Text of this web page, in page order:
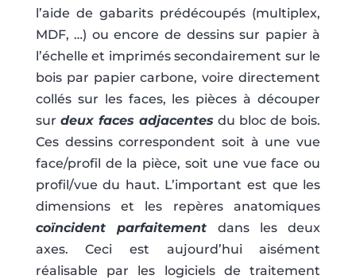
l’aide de gabarits prédécoupés (multiplex,
MDF, …) ou encore de dessins sur papier à
l’échelle et imprimés secondairement sur le
bois par papier carbone, voire directement
collés sur les faces, les pièces à découper
sur deux faces adjacentesdu bloc de bois.
Ces dessins correspondent soit à une vue
face/profil de la pièce, soit une vue face ou
profil/vue du haut. L’important est que les
dimensions et les repères anatomiques
coïncident parfaitement dans les deux
axes. Ceci est aujourd’hui aisément
réalisable par les logiciels de traitement